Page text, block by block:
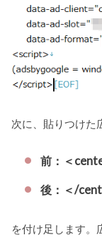
次に、貼りつけた
前：＜
後：＜/
を付け足します。